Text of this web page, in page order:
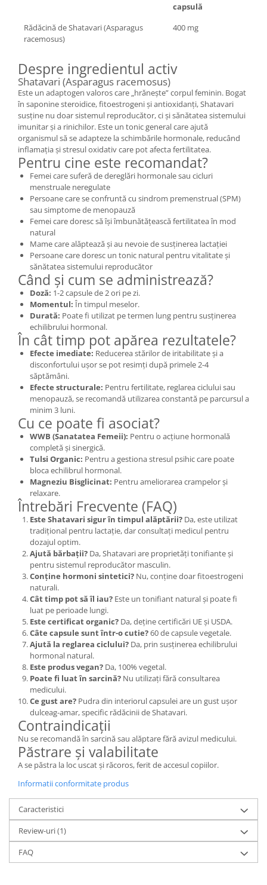
capsulă
Rădăcină de Shatavari (Asparagus
racemosus)
400 mg
Despre ingredientul activ
Shatavari (Asparagus racemosus)
Este un adaptogen valoros care „hrănește” corpul feminin. Bogat
în saponine steroidice, fitoestrogeni și antioxidanți, Shatavari
susține nu doar sistemul reproducător, ci și sănătatea sistemului
imunitar și a rinichilor. Este un tonic general care ajută
organismul să se adapteze la schimbările hormonale, reducând
inflamația și stresul oxidativ care pot afecta fertilitatea.
Pentru cine este recomandat?
Femei care suferă de dereglări hormonale sau cicluri
menstruale neregulate
Persoane care se confruntă cu sindrom premenstrual (SPM)
sau simptome de menopauză
Femei care doresc să își îmbunătățească fertilitatea în mod
natural
Mame care alăptează și au nevoie de susținerea lactației
Persoane care doresc un tonic natural pentru vitalitate și
sănătatea sistemului reproducător
Când și cum se administrează?
Doză: 1-2 capsule de 2 ori pe zi.
Momentul: În timpul meselor.
Durată: Poate fi utilizat pe termen lung pentru susținerea
echilibrului hormonal.
În cât timp pot apărea rezultatele?
Efecte imediate: Reducerea stărilor de iritabilitate și a
disconfortului ușor se pot resimți după primele 2-4
săptămâni.
Efecte structurale: Pentru fertilitate, reglarea ciclului sau
menopauză, se recomandă utilizarea constantă pe parcursul a
minim 3 luni.
Cu ce poate fi asociat?
WWB (Sanatatea Femeii): Pentru o acțiune hormonală
completă și sinergică.
Tulsi Organic: Pentru a gestiona stresul psihic care poate
bloca echilibrul hormonal.
Magneziu Bisglicinat: Pentru ameliorarea crampelor și
relaxare.
Întrebări Frecvente (FAQ)
Este Shatavari sigur în timpul alăptării? Da, este utilizat
tradițional pentru lactație, dar consultați medicul pentru
dozajul optim.
Ajută bărbații? Da, Shatavari are proprietăți tonifiante și
pentru sistemul reproducător masculin.
Conține hormoni sintetici? Nu, conține doar fitoestrogeni
naturali.
Cât timp pot să îl iau? Este un tonifiant natural și poate fi
luat pe perioade lungi.
Este certificat organic? Da, deține certificări UE și USDA.
Câte capsule sunt într-o cutie?60 de capsule vegetale.
Ajută la reglarea ciclului? Da, prin susținerea echilibrului
hormonal natural.
Este produs vegan? Da, 100% vegetal.
Poate fi luat în sarcină? Nu utilizați fără consultarea
medicului.
Ce gust are? Pudra din interiorul capsulei are un gust ușor
dulceag-amar, specific rădăcinii de Shatavari.
Contraindicații
Nu se recomandă în sarcină sau alăptare fără avizul medicului.
Păstrare și valabilitate
A se păstra la loc uscat și răcoros, ferit de accesul copiilor.
Informatii conformitate produs
Caracteristici
Review-uri(1)
FAQ